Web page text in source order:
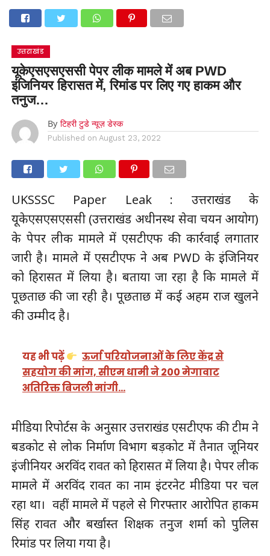
उत्तराखंड
यूकेएसएसएससी पेपर लीक मामले में अब PWD
इंजिनियर हिरासत में, रिमांड पर लिए गए हाकम और
तनुज…
By टिहरी टुडे न्यूज़ डेस्क
Published on August 23, 2022
UKSSSC Paper Leak : उत्तराखंड के
यूकेएसएसएससी (उत्तराखंड अधीनस्थ सेवा चयन आयोग)
के पेपर लीक मामले में एसटीएफ की कार्रवाई लगातार
जारी है। मामले में एसटीएफ ने अब PWD के इंजिनियर
को हिरासत में लिया है। बताया जा रहा है कि मामले में
पूछताछ की जा रही है। पूछताछ में कई अहम राज खुलने
की उम्मीद है।
यह भी पढ़ें
ऊर्जा परियोजनाओं के लिए केंद्र से
सहयोग की मांग, सीएम धामी ने 200 मेगावाट
अतिरिक्त बिजली मांगी…
मीडिया रिपोर्टस के अनुसार उत्तराखंड एसटीएफ की टीम ने
बडकोट से लोक निर्माण विभाग बड़कोट में तैनात जूनियर
इंजीनियर अरविंद रावत को हिरासत में लिया है। पेपर लीक
मामले में अरविंद रावत का नाम इंटरनेट मीडिया पर चल
रहा था। वहीं मामले में पहले से गिरफ्तार आरोपित हाकम
सिंह रावत और बर्खास्त शिक्षक तनुज शर्मा को पुलिस
रिमांड पर लिया गया है।